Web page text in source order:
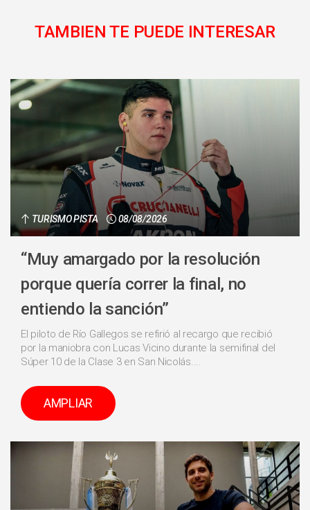
TAMBIEN TE PUEDE INTERESAR
TURISMO PISTA 08/08/2026
“Muy amargado por la resolución
porque quería correr la final, no
entiendo la sanción”
El piloto de Río Gallegos se refirió al recargo que recibió
por la maniobra con Lucas Vicino durante la semifinal del
Súper 10 de la Clase 3 en San Nicolás....
AMPLIAR